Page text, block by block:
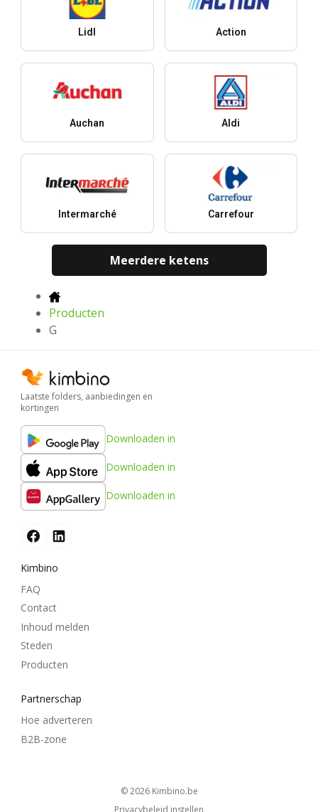
Lidl Action
Auchan Aldi
Intermarché Carrefour
Meerdere ketens
Producten
G
Laatste folders, aanbiedingen en
kortingen
Downloaden in
Downloaden in
Downloaden in
Kimbino
FAQ
Contact
Inhoud melden
Steden
Producten
Partnerschap
Hoe adverteren
B2B-zone
© 2026 kimbino.be
Privacybeleid instellen